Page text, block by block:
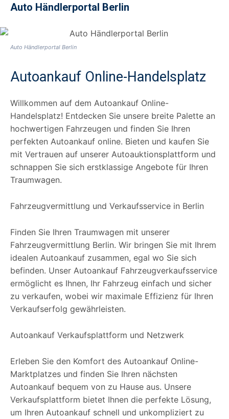
Auto Händlerportal Berlin
Auto Händlerportal Berlin
Autoankauf Online-Handelsplatz
Willkommen auf dem Autoankauf Online-
Handelsplatz! Entdecken Sie unsere breite Palette an
hochwertigen Fahrzeugen und finden Sie Ihren
perfekten Autoankauf online. Bieten und kaufen Sie
mit Vertrauen auf unserer Autoauktionsplattform und
schnappen Sie sich erstklassige Angebote für Ihren
Traumwagen.
Fahrzeugvermittlung und Verkaufsservice in Berlin
Finden Sie Ihren Traumwagen mit unserer
Fahrzeugvermittlung Berlin. Wir bringen Sie mit Ihrem
idealen Autoankauf zusammen, egal wo Sie sich
befinden. Unser Autoankauf Fahrzeugverkaufsservice
ermöglicht es Ihnen, Ihr Fahrzeug einfach und sicher
zu verkaufen, wobei wir maximale Effizienz für Ihren
Verkaufserfolg gewährleisten.
Autoankauf Verkaufsplattform und Netzwerk
Erleben Sie den Komfort des Autoankauf Online-
Marktplatzes und finden Sie Ihren nächsten
Autoankauf bequem von zu Hause aus. Unsere
Verkaufsplattform bietet Ihnen die perfekte Lösung,
um Ihren Autoankauf schnell und unkompliziert zu